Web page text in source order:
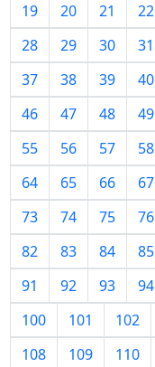
19
20 21 22
28
29 30 31
37
38 39 40
46
47 48 49
55
56 57 58
64
65 66 67
73
74 75 76
82
83 84 85
91
92 93 94
100
101 102
108
109 110